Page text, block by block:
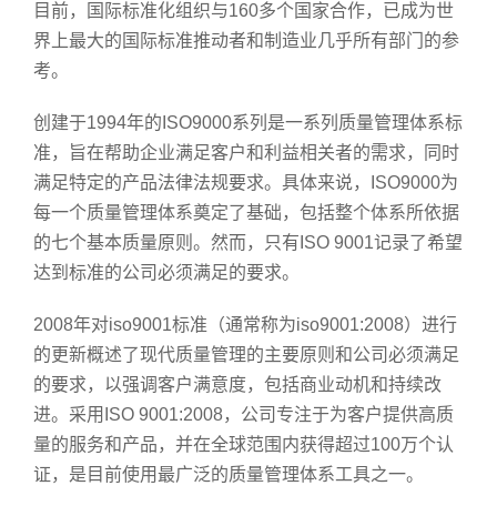
目前，国际标准化组织与160多个国家合作，已成为世
界上最大的国际标准推动者和制造业几乎所有部门的参
考。
创建于1994年的ISO9000系列是一系列质量管理体系标
准，旨在帮助企业满足客户和利益相关者的需求，同时
满足特定的产品法律法规要求。具体来说，ISO9000为
每一个质量管理体系奠定了基础，包括整个体系所依据
的七个基本质量原则。然而，只有ISO 9001记录了希望
达到标准的公司必须满足的要求。
2008年对iso9001标准（通常称为iso9001:2008）进行
的更新概述了现代质量管理的主要原则和公司必须满足
的要求，以强调客户满意度，包括商业动机和持续改
进。采用ISO 9001:2008，公司专注于为客户提供高质
量的服务和产品，并在全球范围内获得超过100万个认
证，是目前使用最广泛的质量管理体系工具之一。